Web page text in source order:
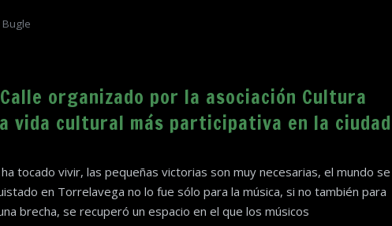
organizado por la asociación Cultura
vida cultural más participativa en la ciudad
tocado vivir, las pequeñas victorias son muy necesarias, el mundo se
en Torrelavega no lo fue sólo para la música, si no también para
brecha, se recuperó un espacio en el que los músicos